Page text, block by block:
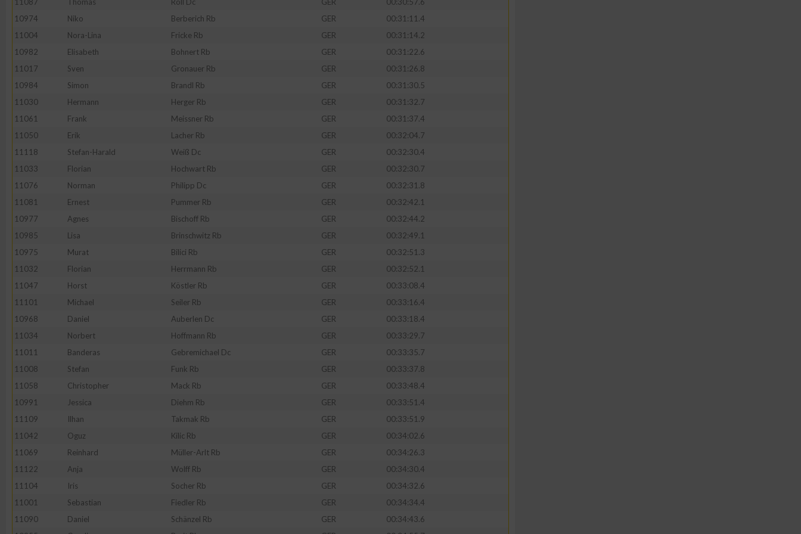
10974
Niko Berberich Rb GER
00:31:11.4
11004
Nora-Lina Fricke Rb GER
00:31:14.2
10982
Elisabeth Bohnert Rb GER
00:31:22.6
11017
Sven Gronauer Rb GER
00:31:26.8
10984
Simon Brandl Rb GER
00:31:30.5
11030
Hermann Herger Rb GER
00:31:32.7
11061
Frank Meissner Rb GER
00:31:37.4
11050
Erik Lacher Rb GER
00:32:04.7
11118
Stefan-Harald Weiß Dc GER
00:32:30.4
11033
Florian Hochwart Rb GER
00:32:30.7
11076
Norman Philipp Dc GER
00:32:31.8
11081
Ernest Pummer Rb GER
00:32:42.1
10977
Agnes Bischoff Rb GER
00:32:44.2
10985
Lisa Brinschwitz Rb GER
00:32:49.1
10975
Murat Bilici Rb GER
00:32:51.3
11032
Florian Herrmann Rb GER
00:32:52.1
11047
Horst Köstler Rb GER
00:33:08.4
11101
Michael Seiler Rb GER
00:33:16.4
10968
Daniel Auberlen Dc GER
00:33:18.4
11034
Norbert Hoffmann Rb GER
00:33:29.7
11011
Banderas Gebremichael Dc GER
00:33:35.7
11008
Stefan Funk Rb GER
00:33:37.8
11058
Christopher Mack Rb GER
00:33:48.4
10991
Jessica Diehm Rb GER
00:33:51.4
11109
Ilhan Takmak Rb GER
00:33:51.9
11042
Oguz Kilic Rb GER
00:34:02.6
11069
Reinhard Müller-Arlt Rb GER
00:34:26.3
11122
Anja Wolff Rb GER
00:34:30.4
11104
Iris Socher Rb GER
00:34:32.6
11001
Sebastian Fiedler Rb GER
00:34:34.4
11090
Daniel Schänzel Rb GER
00:34:43.6
Erstellung von Profilen zur Personalisierung von Inhalten
Messung der Werbeleistung
Messung der Performance von Inhalten
Analyse von Zielgruppen durch Statistiken oder Kombinationen von Daten aus
Entwicklung und Verbesserung der Angebote
IAB-Besonderheiten:
Geräte anhand von aktiv angeforderten Informationen identifizieren
Nicht-IAB-Verarbeitungszwecke:
Notwendig
Performance
Funktional